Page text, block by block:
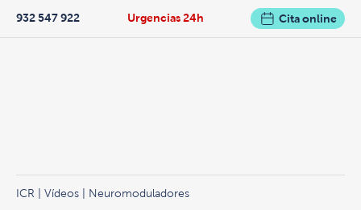
Urgencias 24h
932 547 922 Cita online
ICR Vídeos | Neuromoduladores